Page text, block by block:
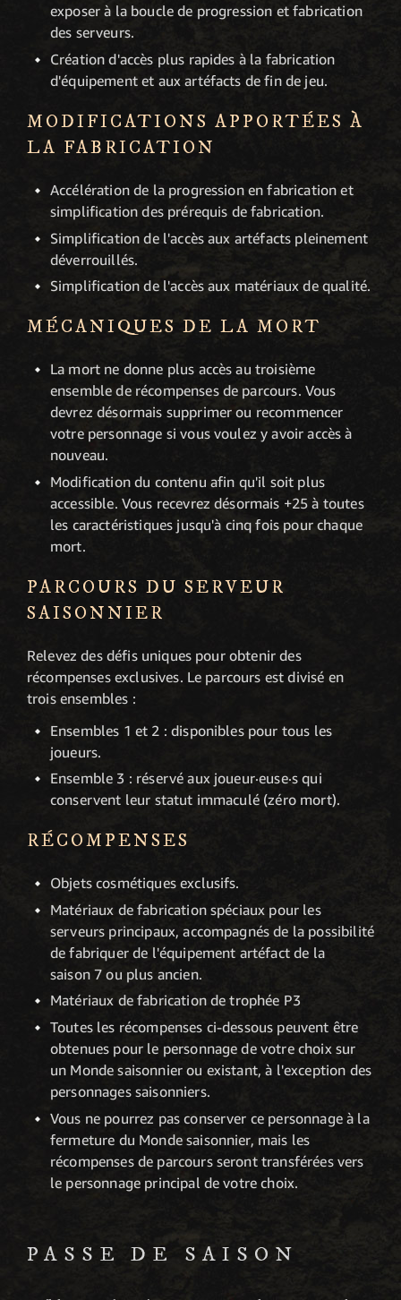
exposer à la boucle de progression et fabrication
des serveurs.
Création d'accès plus rapides à la fabrication
d'équipement et aux artéfacts de fin de jeu.
MODIFICATIONS APPORTÉES À
LA FABRICATION
Accélération de la progression en fabrication et
simplification des prérequis de fabrication.
Simplification de l'accès aux artéfacts pleinement
déverrouillés.
Simplification de l'accès aux matériaux de qualité.
MÉCANIQUES DE LA MORT
La mort ne donne plus accès au troisième
ensemble de récompenses de parcours. Vous
devrez désormais supprimer ou recommencer
votre personnage si vous voulez y avoir accès à
nouveau.
Modification du contenu afin qu'il soit plus
accessible. Vous recevrez désormais +25 à toutes
les caractéristiques jusqu'à cinq fois pour chaque
mort.
PARCOURS DU SERVEUR
SAISONNIER
Relevez des défis uniques pour obtenir des
récompenses exclusives. Le parcours est divisé en
trois ensembles :
Ensembles 1 et 2 : disponibles pour tous les
joueurs.
Ensemble 3 : réservé aux joueur·euse·s qui
conservent leur statut immaculé (zéro mort).
RÉCOMPENSES
Objets cosmétiques exclusifs.
Matériaux de fabrication spéciaux pour les
serveurs principaux, accompagnés de la possibilité
de fabriquer de l'équipement artéfact de la
saison 7 ou plus ancien.
Matériaux de fabrication de trophée P3
Toutes les récompenses ci-dessous peuvent être
obtenues pour le personnage de votre choix sur
un Monde saisonnier ou existant, à l'exception des
personnages saisonniers.
Vous ne pourrez pas conserver ce personnage à la
fermeture du Monde saisonnier, mais les
récompenses de parcours seront transférées vers
le personnage principal de votre choix.
PASSE DE SAISON